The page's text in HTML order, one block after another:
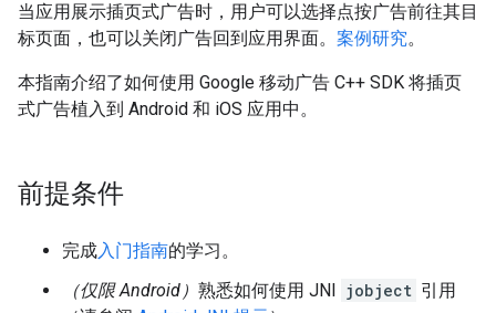
当应用展示插页式广告时，用户可以选择点按广告前往其目
标页面，也可以关闭广告回到应用界面。 案例研究。
本指南介绍了如何使用 Google 移动广告 C++ SDK 将插页
式广告植入到 Android 和 iOS 应用中。
前提条件
完成入门指南的学习。
（仅限 Android） 熟悉如何使用 JNI jobject 引用